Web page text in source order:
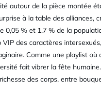
autour de la pièce montée
à la table des alliances,
0,05 % et 1,7 % de la
VIP des caractères
Comme une playlist où
fait vibrer la fête
des corps, entre